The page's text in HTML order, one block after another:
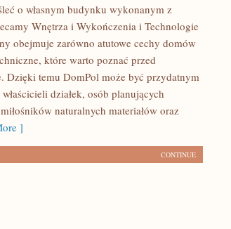
o własnym budynku wykonanym z
Wnętrza i Wykończenia i Technologie
obejmuje zarówno atutowe cechy domów
które warto poznać przed
Dzięki temu DomPol może być przydatnym
działek, osób planujących
naturalnych materiałów oraz
]
CONTINUE